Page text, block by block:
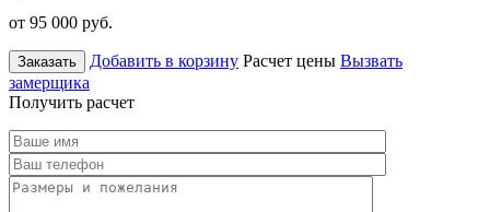
от 95 000 руб.
Заказать Добавить в корзину Расчет цены Вызвать
замерщика
Получить расчет